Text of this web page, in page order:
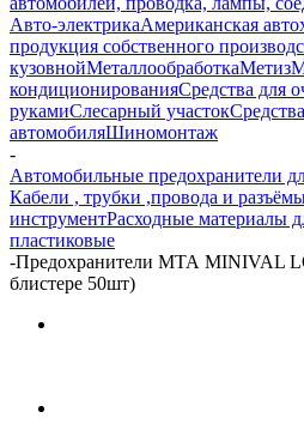
Авто-электрикаАмериканская
продукция собственного
кузовнойМеталлообработкаМетиз
кондиционированияСредства для
рукамиСлесарный участок
автомобиляШиномонтаж
-
Автомобильные предохранители
Кабели , трубки ,провода и
инструментРасходные материалы
пластиковые
-Предохранители МТА MINIVAL
блистере 50шт)